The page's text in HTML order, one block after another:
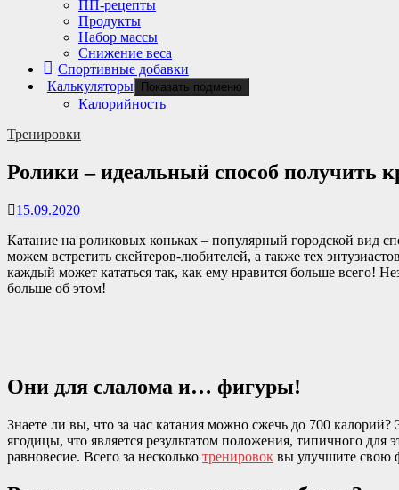
ПП-рецепты
Продукты
Набор массы
Снижение веса
Спортивные добавки
Калькуляторы
Показать подменю
Калорийность
Тренировки
Ролики – идеальный способ получить
15.09.2020
Катание на роликовых коньках – популярный городской вид
можем встретить скейтеров-любителей, а также тех
каждый может кататься так, как ему нравится больше всего!
больше об этом!
Они для слалома и… фигуры!
Знаете ли вы, что за час катания можно сжечь до 700
ягодицы, что является результатом положения, типичного
равновесие. Всего за несколько тренировок вы улучшите свою